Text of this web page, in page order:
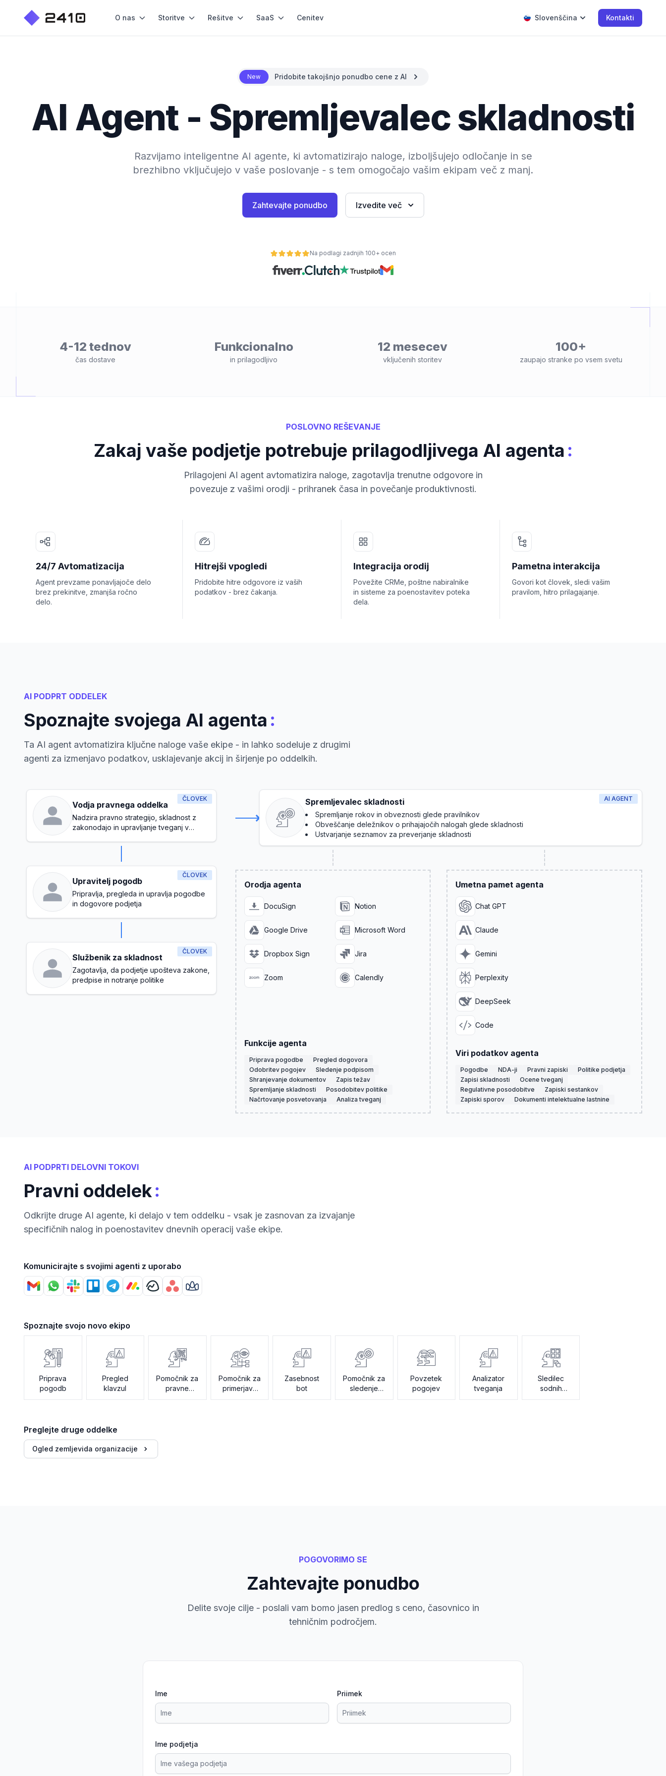
O nas Storitve Rešitve SaaS Cenitev Slovenščina Kontakti
New Pridobite takojšnjo ponudbo cene z AI
AI Agent - Spremljevalec skladnosti
Razvijamo inteligentne AI agente, ki avtomatizirajo naloge, izboljšujejo odločanje in se
brezhibno vključujejo v vaše poslovanje - s tem omogočajo vašim ekipam več z manj.
Zahtevajte ponudbo Izvedite več
Na podlagi zadnjih 100+ ocen
4-12 tednov
čas dostave
Funkcionalno
in prilagodljivo
12 mesecev
vključenih storitev
100+
zaupajo stranke po vsem svetu
POSLOVNO REŠEVANJE
Zakaj vaše podjetje potrebuje prilagodljivega AI agenta :
Prilagojeni AI agent avtomatizira naloge, zagotavlja trenutne odgovore in
povezuje z vašimi orodji - prihranek časa in povečanje produktivnosti.
24/7 Avtomatizacija
Agent prevzame ponavljajoče delo
brez prekinitve, zmanjša ročno
delo.
Hitrejši vpogledi
Pridobite hitre odgovore iz vaših
podatkov - brez čakanja.
Integracija orodij
Povežite CRMe, poštne nabiralnike
in sisteme za poenostavitev poteka
dela.
Pametna interakcija
Govori kot človek, sledi vašim
pravilom, hitro prilagajanje.
AI PODPRT ODDELEK
Spoznajte svojega AI agenta :
Ta AI agent avtomatizira ključne naloge vaše ekipe - in lahko sodeluje z drugimi
agenti za izmenjavo podatkov, usklajevanje akcij in širjenje po oddelkih.
ČLOVEK
Vodja pravnega oddelka
Nadzira pravno strategijo, skladnost z
zakonodajo in upravljanje tveganj v
ČLOVEK
Upravitelj pogodb
Pripravlja, pregleda in upravlja pogodbe
in dogovore podjetja
ČLOVEK
Službenik za skladnost
Zagotavlja, da podjetje upošteva zakone,
predpise in notranje politike
AI AGENT
Spremljevalec skladnosti
Spremljanje rokov in obveznosti glede pravilnikov
Obveščanje deležnikov o prihajajočih nalogah glede skladnosti
Ustvarjanje seznamov za preverjanje skladnosti
Orodja agenta
DocuSign Notion
Google Drive Microsoft Word
Dropbox Sign Jira
Zoom Calendly
Funkcije agenta
Priprava pogodbe
Pregled dogovora
Odobritev pogojev
Sledenje podpisom
Shranjevanje dokumentov
Zapis težav
Spremljanje skladnosti
Posodobitev politike
Načrtovanje posvetovanja
Analiza tveganj
Umetna pamet agenta
Chat GPT
Claude
Gemini
Perplexity
DeepSeek
Code
Viri podatkov agenta
Pogodbe NDA-ji Pravni zapiski
Politike podjetja
Zapisi skladnosti
Ocene tveganj
Regulativne posodobitve
Zapiski sestankov
Zapiski sporov
Dokumenti intelektualne lastnine
AI PODPRTI DELOVNI TOKOVI
Pravni oddelek:
Odkrijte druge AI agente, ki delajo v tem oddelku - vsak je zasnovan za izvajanje
specifičnih nalog in poenostavitev dnevnih operacij vaše ekipe.
Komunicirajte s svojimi agenti z uporabo
Spoznajte svojo novo ekipo
Priprava
pogodb
Pregled
klavzul
Pomočnik za
pravne
politike QA
Pomočnik za
primerjavo
dokumentov
Zasebnost
bot
Pomočnik za
sledenje
revizijam
Povzetek
pogojev
Analizator
tveganja
Sledilec
sodnih
sporov
Preglejte druge oddelke
Ogled zemljevida organizacije
POGOVORIMO SE
Zahtevajte ponudbo
Delite svoje cilje - poslali vam bomo jasen predlog s ceno, časovnico in
tehničnim področjem.
Ime Priimek
Ime podjetja